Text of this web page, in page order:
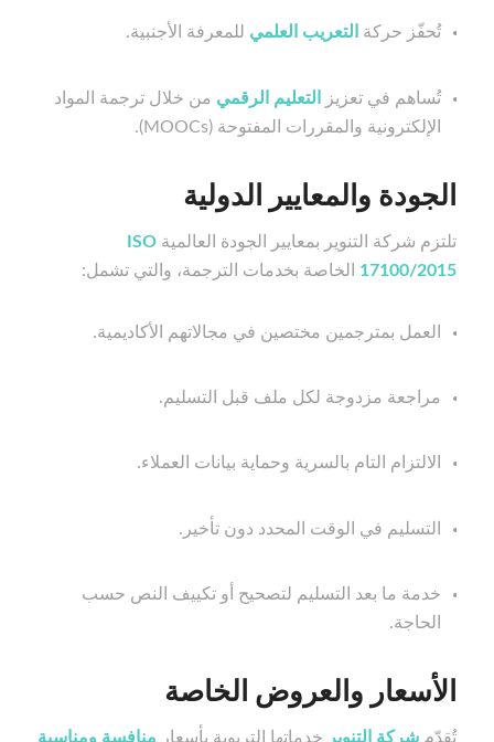
تُحفّز حركة التعريب العلمي للمعرفة الأجنبية.
تُساهم في تعزيز التعليم الرقمي من خلال ترجمة المواد
الإلكترونية والمقررات المفتوحة (MOOCs).
الجودة والمعايير الدولية
تلتزم شركة التنوير بمعايير الجودة العالمية ISO
17100/2015 الخاصة بخدمات الترجمة، والتي تشمل:
العمل بمترجمين مختصين في مجالاتهم الأكاديمية.
مراجعة مزدوجة لكل ملف قبل التسليم.
الالتزام التام بالسرية وحماية بيانات العملاء.
التسليم في الوقت المحدد دون تأخير.
خدمة ما بعد التسليم لتصحيح أو تكييف النص حسب
الحاجة.
الأسعار والعروض الخاصة
تُقدّم شركة التنوير خدماتها التربوية بأسعار منافسة ومناسبة